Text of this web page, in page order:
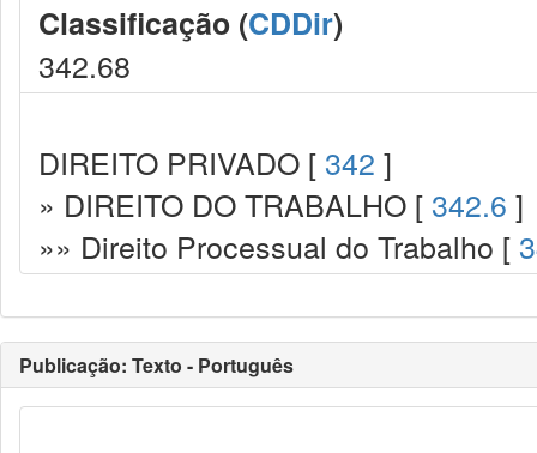
Classificação (CDDir)
342.68
DIREITO PRIVADO [ 342 ]
» DIREITO DO TRABALHO [ 342.6 ]
»» Direito Processual do Trabalho [
Publicação: Texto - Português